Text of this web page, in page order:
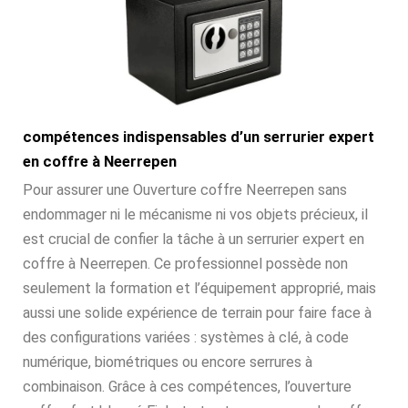
compétences indispensables d’un serrurier expert
en coffre à Neerrepen
Pour assurer une Ouverture coffre Neerrepen sans
endommager ni le mécanisme ni vos objets précieux, il
est crucial de confier la tâche à un serrurier expert en
coffre à Neerrepen. Ce professionnel possède non
seulement la formation et l’équipement approprié, mais
aussi une solide expérience de terrain pour faire face à
des configurations variées : systèmes à clé, à code
numérique, biométriques ou encore serrures à
combinaison. Grâce à ces compétences, l’ouverture